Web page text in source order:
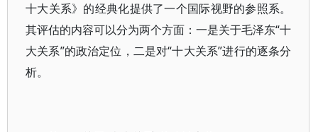
十大关系》的经典化提供了一个国际视野的参照系。
其评估的内容可以分为两个方面：一是关于毛泽东“十
大关系”的政治定位，二是对“十大关系”进行的逐条分
析。